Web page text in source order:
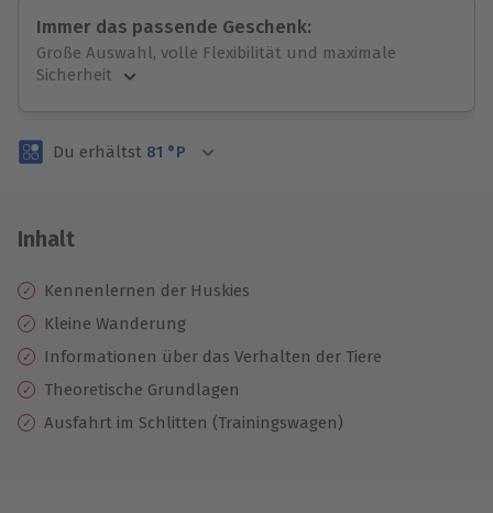
Immer das passende Geschenk:
Große Auswahl, volle Flexibilität und maximale
Sicherheit
Volle Flexibilität
3 Jahre gültig & verlängerbar.
Du erhältst 81 °P
Inhalt
Kennenlernen der Huskies
Kleine Wanderung
Informationen über das Verhalten der Tiere
Theoretische Grundlagen
Ausfahrt im Schlitten (Trainingswagen)